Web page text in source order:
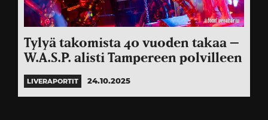
Tylyä takomista 40 vuoden takaa –
W.A.S.P. alisti Tampereen polvilleen
LIVERAPORTIT 24.10.2025